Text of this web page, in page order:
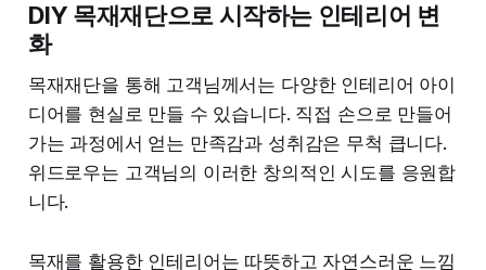
DIY 목재재단으로 시작하는 인테리어 변
화
목재재단을 통해 고객님께서는 다양한 인테리어 아이
디어를 현실로 만들 수 있습니다. 직접 손으로 만들어
가는 과정에서 얻는 만족감과 성취감은 무척 큽니다.
위드로우는 고객님의 이러한 창의적인 시도를 응원합
니다.
목재를 활용한 인테리어는 따뜻하고 자연스러운 느낌